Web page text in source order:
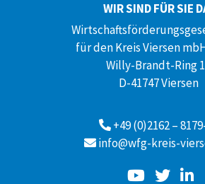
WIR SIND FÜR SIE
für den Kreis Viersen
Willy-Brandt-Ring
D-41747 Viersen
+49 (0)2162 –
info@wfg-kreis-